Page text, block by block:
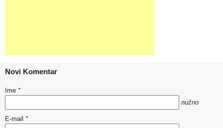
Novi Komentar
Ime *
nužno
E-mail *